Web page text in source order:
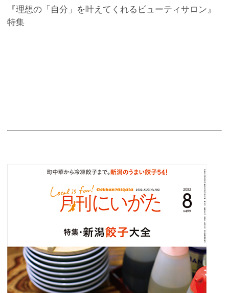
『理想の「自分」を叶えてくれるビューティサロン』
特集